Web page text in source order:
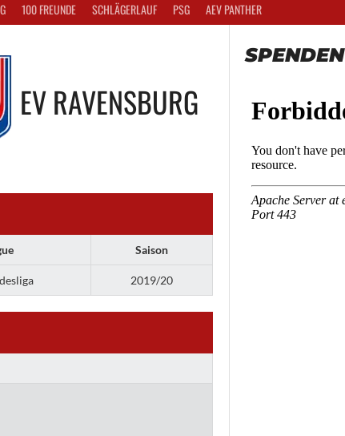
100 FREUNDE SCHLÄGERLAUF PSG AEV PANTHER
EV RAVENSBURG
Saison
2019/20
SPENDEN